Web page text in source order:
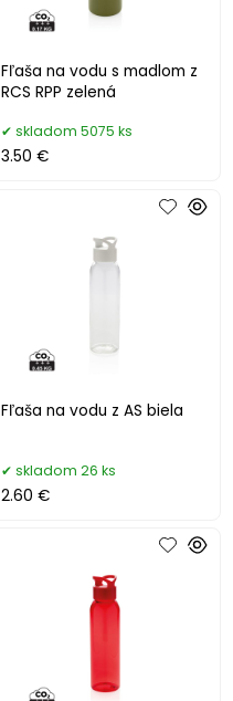
Fľaša na vodu s madlom z
RCS RPP zelená
skladom 5075 ks
3.50 €
Fľaša na vodu z AS biela
skladom 26 ks
2.60 €